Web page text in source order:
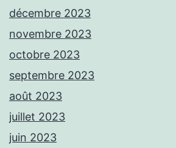
décembre 2023
novembre 2023
octobre 2023
septembre 2023
août 2023
juillet 2023
juin 2023